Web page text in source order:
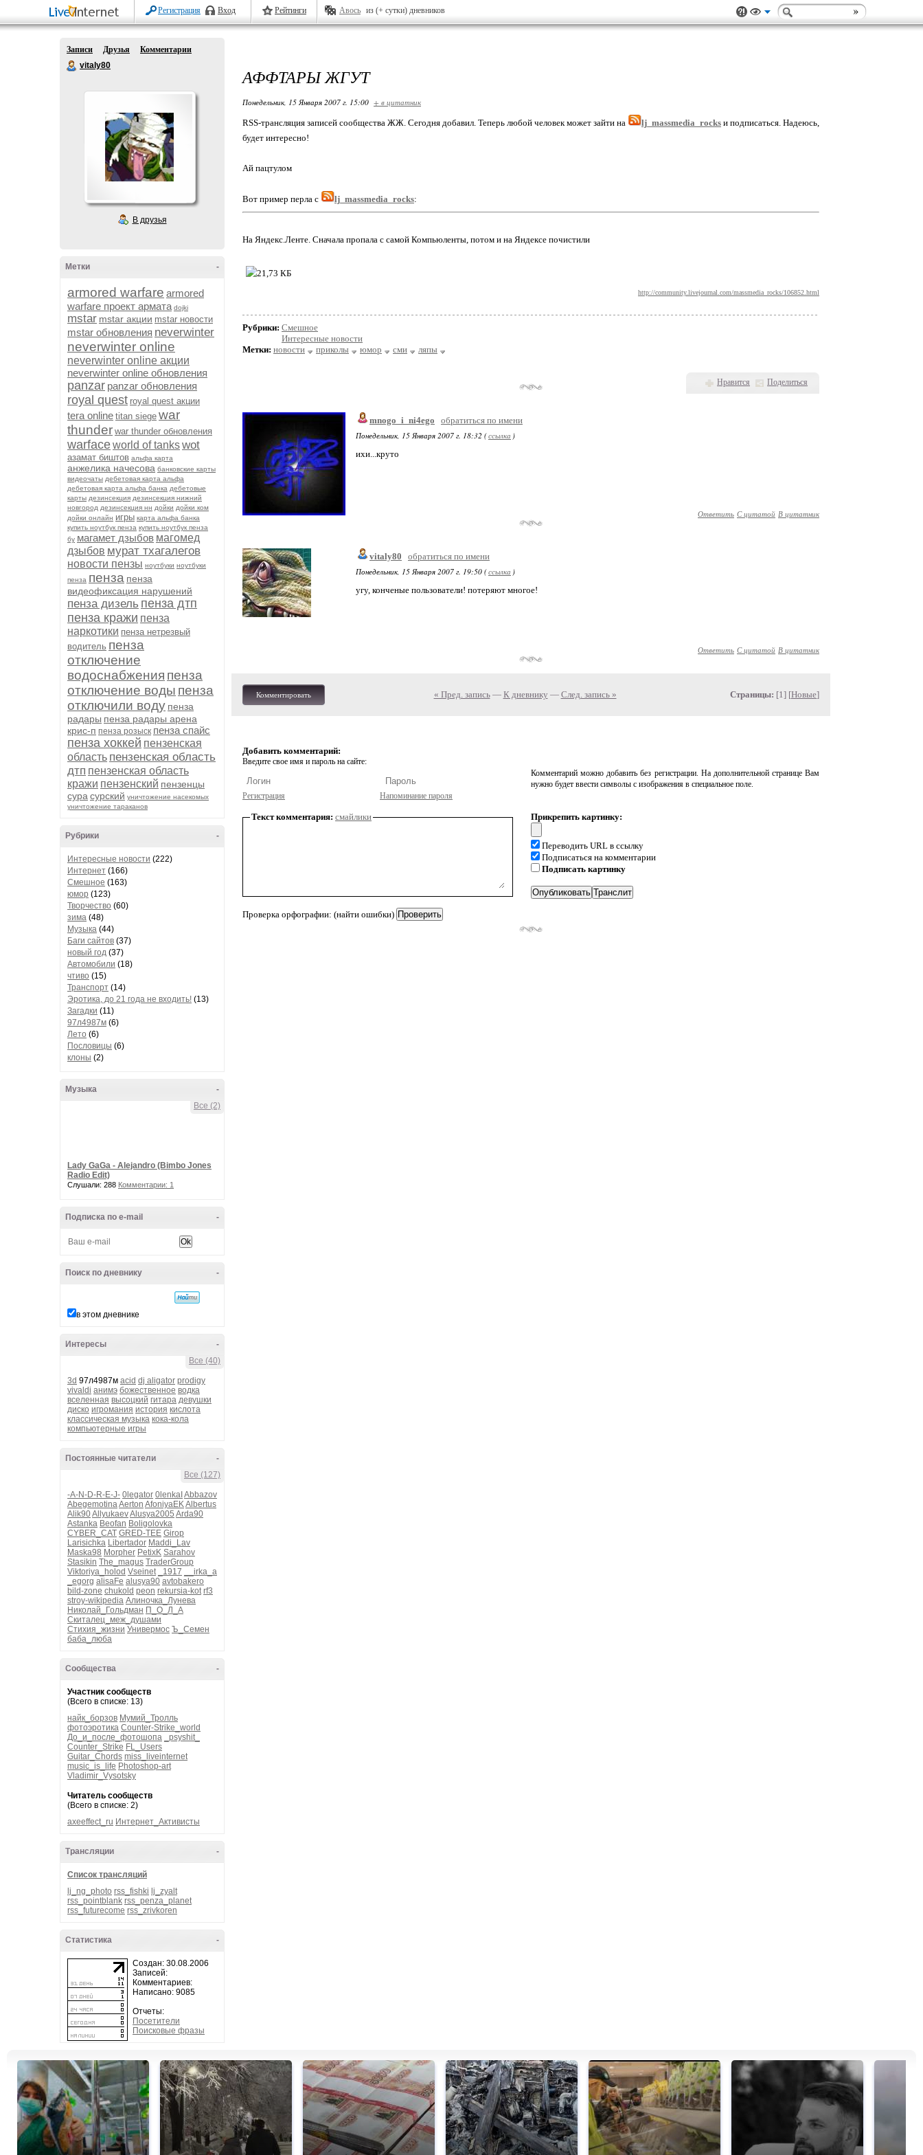
Регистрация Вход Рейтинги Авось из (+ сутки) дневников
Записи Друзья
Комментарии
vitaly80
В друзья
-
Метки
armored warfare armored
warfare проект армата dojki
mstar mstar акции mstar новости
mstar обновления neverwinter
neverwinter online
neverwinter online акции
neverwinter online обновления
panzar panzar обновления
royal quest royal quest акции
tera online titan siege war
thunder war thunder обновления
warfaceworld of tankswot
азамат биштов альфа карта
анжелика начесова банковские карты
видеочаты дебетовая карта альфа
дебетовая карта альфа банка дебетовые
карты дезинсекция дезинсекция нижний
новгород дезинсекция нн дойки дойки ком
дойки онлайн игры карта альфа банка
купить ноутбук пенза купить ноутбук пенза
бу магамет дзыбов магомед
дзыбов мурат тхагалегов
новости пензы ноутбуки ноутбуки
пенза пенза пенза
видеофиксация нарушений
пенза дизель пенза дтп
пенза кражи пенза
наркотики пенза нетрезвый
водитель пенза
отключение
водоснабжения пенза
отключение воды пенза
отключили воду пенза
радары пенза радары арена
крис-п пенза розыск пенза спайс
пенза хоккей пензенская
область пензенская область
дтп пензенская область
кражи пензенский пензенцы
сура сурский уничтожение насекомых
уничтожение тараканов
-
Рубрики
Интересные новости (222)
Интернет (166)
Смешное (163)
юмор (123)
Творчество (60)
зима (48)
Музыка (44)
Баги сайтов (37)
новый год (37)
Автомобили (18)
чтиво (15)
Транспорт (14)
Эротика, до 21 года не входить! (13)
Загадки (11)
97л4987м (6)
Лето (6)
Пословицы (6)
клоны (2)
-
Музыка
Все (2)
Lady GaGa - Alejandro (Bimbo Jones
Radio Edit)
Слушали: 288 Комментарии: 1
-
Подписка по e-mail
-
Поиск по дневнику
в этом дневнике
-
Интересы
Все (40)
3d 97л4987м acid dj aligator prodigy
vivaldi анимэ божественное водка
вселенная высоцкий гитара девушки
диско игромания история кислота
классическая музыка кока-кола
компьютерные игры
-
Постоянные читатели
Все (127)
-A-N-D-R-E-J- 0legator 0lenkaI Abbazov
AbegemotinaAerton AfoniyaEKAlbertus
Alik90AllyukaevAlusya2005 Arda90
Astanka Beofan Boligolovka
CYBER_CAT GRED-TEE Girop
Larisichka Libertador Maddi_Lav
Maska98 Morpher PetixK Sarahov
Stasikin The_magus TraderGroup
Viktoriya_holod Vseinet _1917
__irka_a
_egorg alisaFe alusya90 avtobakero
bild-zone chukold peon rekursia-kot rf3
stroy-wikipedia Алиночка_Лунева
Николай_Гольдман П_О_Л_А
Скиталец_меж_душами
Стихия_жизни Универмос Ъ_Семен
баба_люба
-
Сообщества
Участник сообществ
(Всего в списке: 13)
найк_борзов Мумий_Тролль
фотоэротика Counter-Strike_world
До_и_после_фотошопа
_psyshit_
Counter_Strike FL_Users
Guitar_Chords miss_liveinternet
music_is_life Photoshop-art
Vladimir_Vysotsky
Читатель сообществ
(Всего в списке: 2)
axeeffect_ru Интернет_Активисты
-
Трансляции
Список трансляций
lj_ng_photo rss_fishki lj_zyalt
rss_pointblank rss_penza_planet
rss_futurecome rss_zrivkoren
-
Статистика
Создан: 30.08.2006
Записей:
Комментариев:
Написано: 9085
Отчеты:
Посетители
Поисковые фразы
АФФТАРЫ ЖГУТ
Понедельник, 15 Января 2007 г. 15:00 + в цитатник
RSS-трансляция записей сообщества ЖЖ. Сегодня добавил. Теперь любой человек может зайти на
lj_massmedia_rocks и подписаться. Надеюсь,
будет интересно!
Ай пацтулом
Вот пример перла с lj_massmedia_rocks:
На Яндекс.Ленте. Сначала пропала с самой Компьюленты, потом и на Яндексе почистили
http://community.livejournal.com/massmedia_rocks/106852.html
Рубрики: Смешное
Интересные новости
Метки: новости приколы юмор сми ляпы
Нравится Поделиться
mnogo_i_ni4ego
обратиться по имени
Понедельник, 15 Января 2007 г. 18:32 (ссылка )
ихи...круто
Ответить С цитатой В цитатник
vitaly80
обратиться по имени
Понедельник, 15 Января 2007 г. 19:50 (ссылка )
угу, конченые пользователи! потеряют многое!
Ответить С цитатой В цитатник
Комментировать « Пред. запись— К дневнику — След. запись » Страницы: [1] [Новые]
Добавить комментарий:
Введите свое имя и пароль на сайте:
Регистрация Напоминание пароля
Комментарий можно добавить без регистрации. На дополнительной странице Вам
нужно будет ввести символы с изображения в специальное поле.
Текст комментария: смайлики
Проверка орфографии: (найти ошибки)
Прикрепить картинку:
Переводить URL в ссылку
Подписаться на комментарии
Подписать картинку